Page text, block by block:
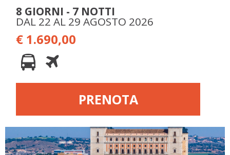
8 GIORNI - 7 NOTTI
DAL 22 AL 29 AGOSTO 2026
€ 1.690,00
PRENOTA